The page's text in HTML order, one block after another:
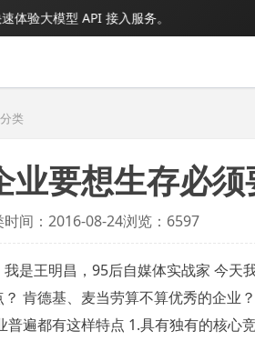
验大模型 API 接入服务。
类
业要想生存必
时间：2016-08-24浏览：6597
是王明昌，95后自媒体实战家 今天
肯德基、麦当劳算不算优秀的企业
普遍都有这样特点 1.具有独有的核心